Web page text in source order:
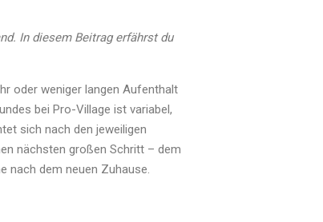
In diesem Beitrag erfährst du
oder weniger langen Aufenthalt
bei Pro-Village ist variabel,
sich nach den jeweiligen
nächsten großen Schritt – dem
nach dem neuen Zuhause.